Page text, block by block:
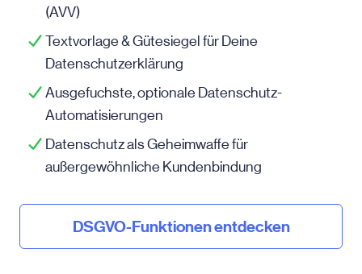
(AVV)
Textvorlage & Gütesiegel für Deine
Datenschutzerklärung
Ausgefuchste, optionale Datenschutz-
Automatisierungen
Datenschutz als Geheimwaffe für
außergewöhnliche Kundenbindung
DSGVO-Funktionen entdecken